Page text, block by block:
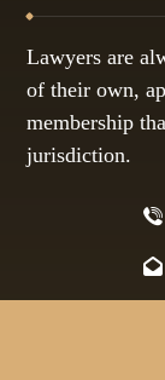
Lawyers are
of their own,
membership
jurisdiction.